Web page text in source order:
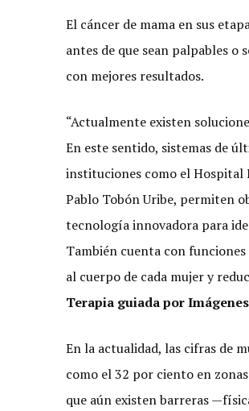
El cáncer de mama en sus
antes de que sean palpables
con mejores resultados.
“Actualmente existen
En este sentido, sistemas de
instituciones como el Hospital
Pablo Tobón Uribe, permiten
tecnología innovadora para
También cuenta con
al cuerpo de cada mujer y
Terapia guiada por
En la actualidad, las cifras de
como el 32 por ciento en
que aún existen barreras